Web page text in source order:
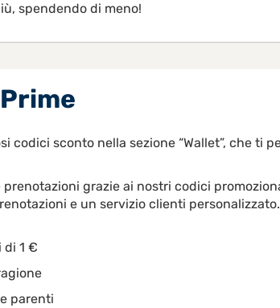
spendendo di meno!
codici sconto nella sezione “Wallet”, che ti
grazie ai nostri codici
e un servizio clienti
di 1 €
parenti